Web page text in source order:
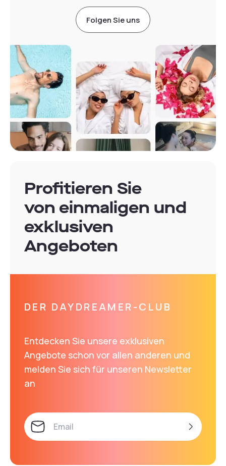
Folgen Sie uns
Profitieren Sie
von einmaligen und
exklusiven
Angeboten
DER DAYDREAMER-CLUB
Entdecken Sie unsere exklusiven
Angebote schon vor allen anderen und
melden Sie sich für unseren Newsletter
an